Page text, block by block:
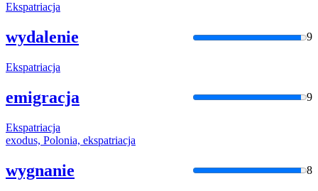
Ekspatriacja
wydalenie 9
Ekspatriacja
emigracja 9
Ekspatriacja
exodus, Polonia, ekspatriacja
wygnanie 8